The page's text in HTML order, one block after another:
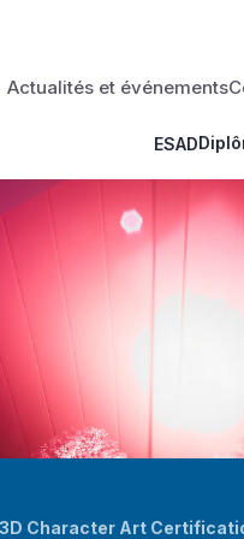
Actualités et événements
ESAD
3D Character Art